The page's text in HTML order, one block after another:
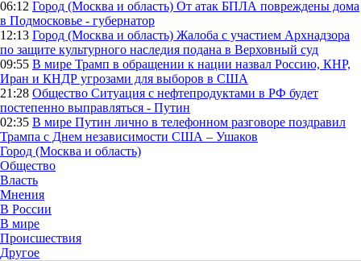
06:12 Город (Москва и область) От атак БПЛА повреждены дома
в Подмосковье - губернатор
12:13 Город (Москва и область) Жалоба с участием Архнадзора
по защите культурного наследия подана в Верховный суд
09:55 В мире Трамп в обращении к нации назвал Россию, КНР,
Иран и КНДР угрозами для выборов в США
21:28 Общество Ситуация с нефтепродуктами в РФ будет
постепенно выправляться - Путин
02:35 В мире Путин лично в телефонном разговоре поздравил
Трампа с Днем независимости США – Ушаков
Город (Москва и область)
Общество
Власть
Мнения
В России
В мире
Происшествия
Другое